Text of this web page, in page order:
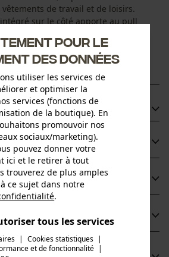
de travail et de loisirs.
sur le côté apporte au pull
moderne et sportive. Grâce à sa
pouvez bouger ...
taille et aux manches
de sécurité du produit (PDF)
pour le
des données
utiliser les services de
et optimiser la
services (fonctions de
de la boutique). En
promouvoir nos
sociaux/marketing).
pouvez donner votre
ici et le retirer à tout
trouverez de plus amples
ce sujet dans notre
.
tous les services
| Cookies statistiques |
et de fonctionnalité |
s'est produite. Veuillez